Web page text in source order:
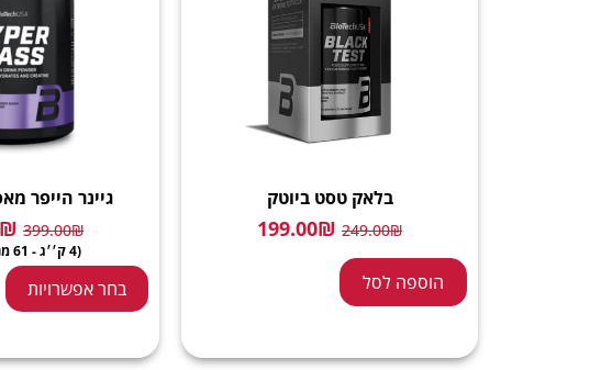
בלאק טסט ביוטק
249.00₪
199.00₪
הוספה לסל
גיינר הייפר
399.00₪
₪
(4 ק׳׳ג - 61 מנות הגשה)
בחר אפשרויות